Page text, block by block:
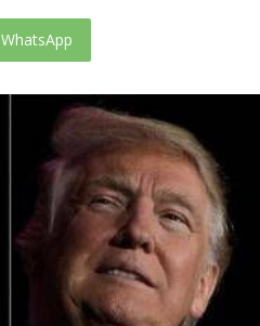
WhatsApp